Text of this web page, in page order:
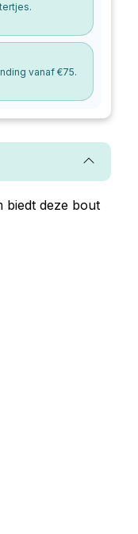
vanaf €75.
biedt deze bout